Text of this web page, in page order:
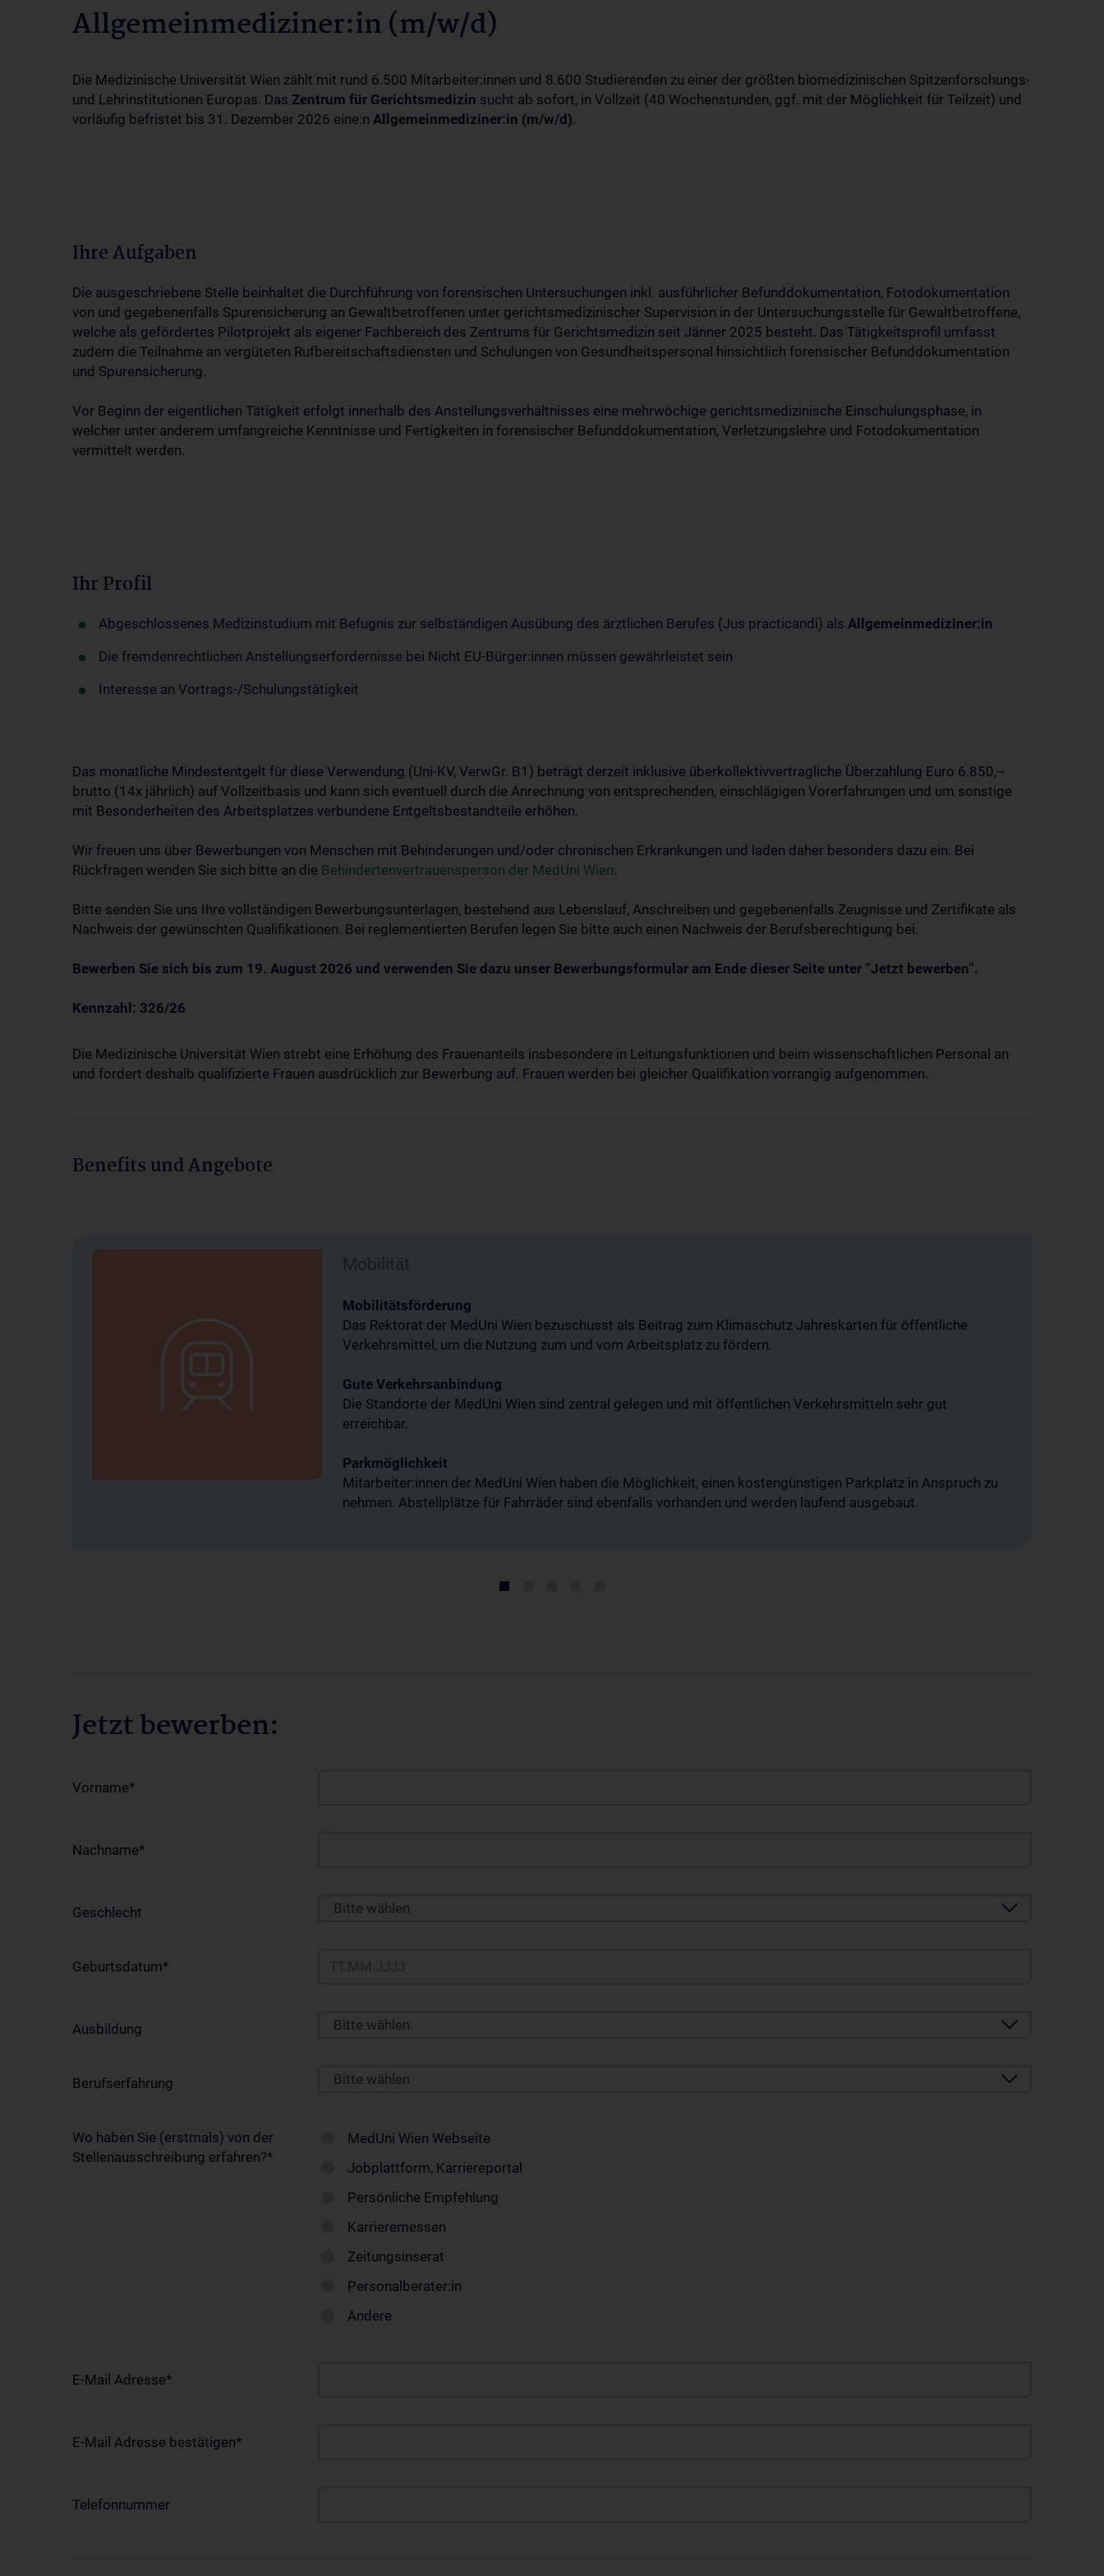
Allgemeinmediziner:in (m/w/d)
Die Medizinische Universität Wien zählt mit rund 6.500 Mitarbeiter:innen und 8.600 Studierenden zu einer der größten biomedizinischen Spitzenforschungs-
und Lehrinstitutionen Europas. Das Zentrum für Gerichtsmedizin sucht ab sofort, in Vollzeit (40 Wochenstunden, ggf. mit der Möglichkeit für Teilzeit) und
vorläufig befristet bis 31. Dezember 2026 eine:n Allgemeinmediziner:in (m/w/d).
Ihre Aufgaben
Die ausgeschriebene Stelle beinhaltet die Durchführung von forensischen Untersuchungen inkl. ausführlicher Befunddokumentation, Fotodokumentation
von und gegebenenfalls Spurensicherung an Gewaltbetroffenen unter gerichtsmedizinischer Supervision in der Untersuchungsstelle für Gewaltbetroffene,
welche als gefördertes Pilotprojekt als eigener Fachbereich des Zentrums für Gerichtsmedizin seit Jänner 2025 besteht. Das Tätigkeitsprofil umfasst
zudem die Teilnahme an vergüteten Rufbereitschaftsdiensten und Schulungen von Gesundheitspersonal hinsichtlich forensischer Befunddokumentation
und Spurensicherung.
Vor Beginn der eigentlichen Tätigkeit erfolgt innerhalb des Anstellungsverhältnisses eine mehrwöchige gerichtsmedizinische Einschulungsphase, in
welcher unter anderem umfangreiche Kenntnisse und Fertigkeiten in forensischer Befunddokumentation, Verletzungslehre und Fotodokumentation
vermittelt werden.
Ihr Profil
Abgeschlossenes Medizinstudium mit Befugnis zur selbständigen Ausübung des ärztlichen Berufes (Jus practicandi) als Allgemeinmediziner:in
Die fremdenrechtlichen Anstellungserfordernisse bei Nicht EU-Bürger:innen müssen gewährleistet sein
Interesse an Vortrags-/Schulungstätigkeit
Das monatliche Mindestentgelt für diese Verwendung (Uni-KV, VerwGr. B1) beträgt derzeit inklusive überkollektivvertragliche Überzahlung Euro 6.850,--
brutto (14x jährlich) auf Vollzeitbasis und kann sich eventuell durch die Anrechnung von entsprechenden, einschlägigen Vorerfahrungen und um sonstige
mit Besonderheiten des Arbeitsplatzes verbundene Entgeltsbestandteile erhöhen.
Wir freuen uns über Bewerbungen von Menschen mit Behinderungen und/oder chronischen Erkrankungen und laden daher besonders dazu ein. Bei
Rückfragen wenden Sie sich bitte an die Behindertenvertrauensperson der MedUni Wien.
Bitte senden Sie uns Ihre vollständigen Bewerbungsunterlagen, bestehend aus Lebenslauf, Anschreiben und gegebenenfalls Zeugnisse und Zertifikate als
Nachweis der gewünschten Qualifikationen. Bei reglementierten Berufen legen Sie bitte auch einen Nachweis der Berufsberechtigung bei.
Bewerben Sie sich bis zum 19. August 2026 und verwenden Sie dazu unser Bewerbungsformular am Ende dieser Seite unter “Jetzt bewerben”.
Kennzahl: 326/26
Die Medizinische Universität Wien strebt eine Erhöhung des Frauenanteils insbesondere in Leitungsfunktionen und beim wissenschaftlichen Personal an
und fordert deshalb qualifizierte Frauen ausdrücklich zur Bewerbung auf. Frauen werden bei gleicher Qualifikation vorrangig aufgenommen.
Benefits und Angebote
Mobilität
Mobilitätsförderung
Das Rektorat der MedUni Wien bezuschusst als Beitrag zum Klimaschutz Jahreskarten für öffentliche
Verkehrsmittel, um die Nutzung zum und vom Arbeitsplatz zu fördern.
Gute Verkehrsanbindung
Die Standorte der MedUni Wien sind zentral gelegen und mit öffentlichen Verkehrsmitteln sehr gut
erreichbar.
Parkmöglichkeit
Mitarbeiter:innen der MedUni Wien haben die Möglichkeit, einen kostengünstigen Parkplatz in Anspruch zu
nehmen. Abstellplätze für Fahrräder sind ebenfalls vorhanden und werden laufend ausgebaut.
Jetzt bewerben:
Vorname*
Nachname*
Geschlecht Bitte wählen
Geburtsdatum*
Ausbildung Bitte wählen
Berufserfahrung Bitte wählen
Wo haben Sie (erstmals) von der
Stellenausschreibung erfahren?*
MedUni Wien Webseite
Jobplattform, Karriereportal
Persönliche Empfehlung
Karrieremessen
Zeitungsinserat
Personalberater:in
Andere
E-Mail Adresse*
E-Mail Adresse bestätigen*
Telefonnummer